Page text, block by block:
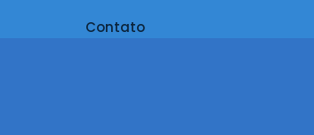
Contato